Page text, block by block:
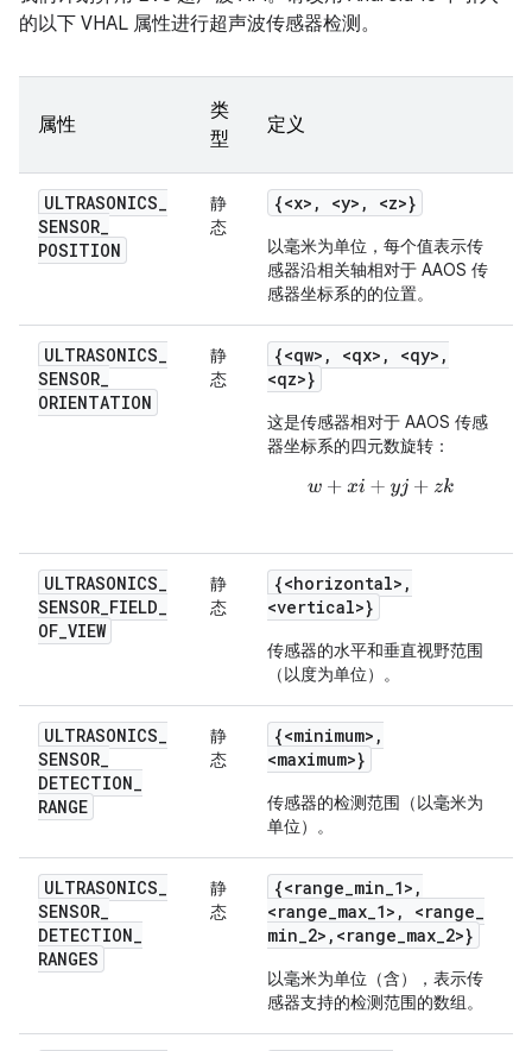
的以下 VHAL 属性进行超声波传感器检测。
属性
类
型
定义
ULTRASONICS_
SENSOR_
POSITION
静
态
{<x> , <y> , <z>}
以毫米为单位，每个值表示传
感器沿相关轴相对于 AAOS 传
感器坐标系的的位置。
ULTRASONICS_
SENSOR_
ORIENTATION
静
态
{<qw> , <qx> , <qy> ,
<qz>}
这是传感器相对于 AAOS 传感
器坐标系的四元数旋转：
w+x i+y j+z k
ULTRASONICS_
SENSOR_FIELD_
OF_VIEW
静
态
{<horizontal> ,
<vertical>}
传感器的水平和垂直视野范围
（以度为单位）。
ULTRASONICS_
SENSOR_
DETECTION_
RANGE
静
态
{<minimum> ,
<maximum>}
传感器的检测范围（以毫米为
单位）。
ULTRASONICS_
SENSOR_
DETECTION_
RANGES
静
态
{<range_min_1> ,
<range_max_1> , <range_
min_2> , <range_max_2>}
以毫米为单位（含），表示传
感器支持的检测范围的数组。